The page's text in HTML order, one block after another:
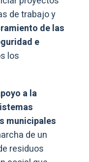
de trabajo y
de las
e
los
a la
municipales
de un
residuos